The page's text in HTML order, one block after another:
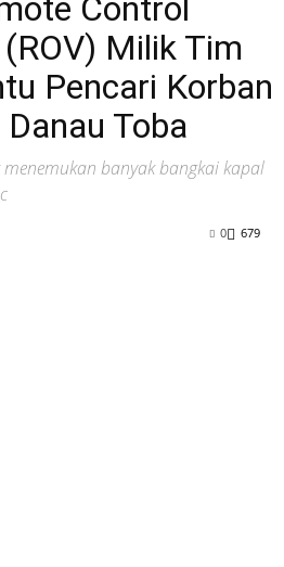
Control
(ROV) Milik Tim
Pencari Korban
Toba
banyak bangkai kapal
679
0